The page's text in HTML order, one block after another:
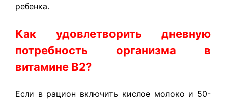
ребенка.
Как удовлетворить дневную
потребность организма в
витамине В2?
Если в рацион включить кислое молоко и 50-